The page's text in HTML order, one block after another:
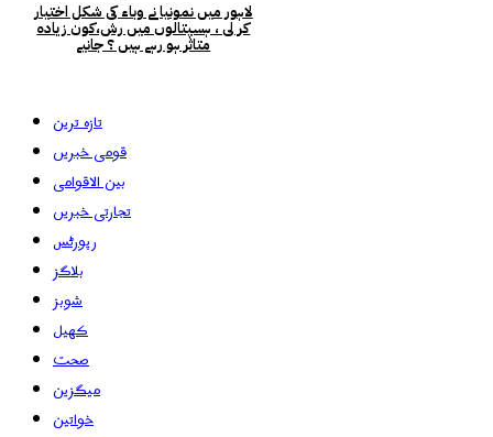
لاہور میں نمونیا نے وباء کی شکل اختیار
کر لی ، ہسپتالوں میں رش،کون زیادہ
متاثر ہو رہے ہیں ؟ جانیے
تازہ ترین
قومی خبریں
بین الاقوامی
تجارتی خبریں
رپورٹس
بلاگز
شوبز
کھیل
صحت
میگزین
خواتین